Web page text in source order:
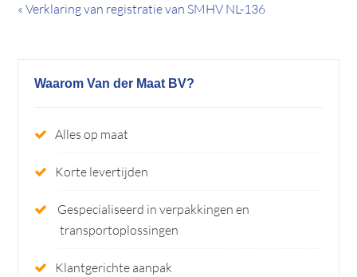
« Verklaring van registratie van SMHV NL-136
Waarom Van der Maat BV?
Alles op maat
Korte levertijden
Gespecialiseerd in verpakkingen en
transportoplossingen
Klantgerichte aanpak